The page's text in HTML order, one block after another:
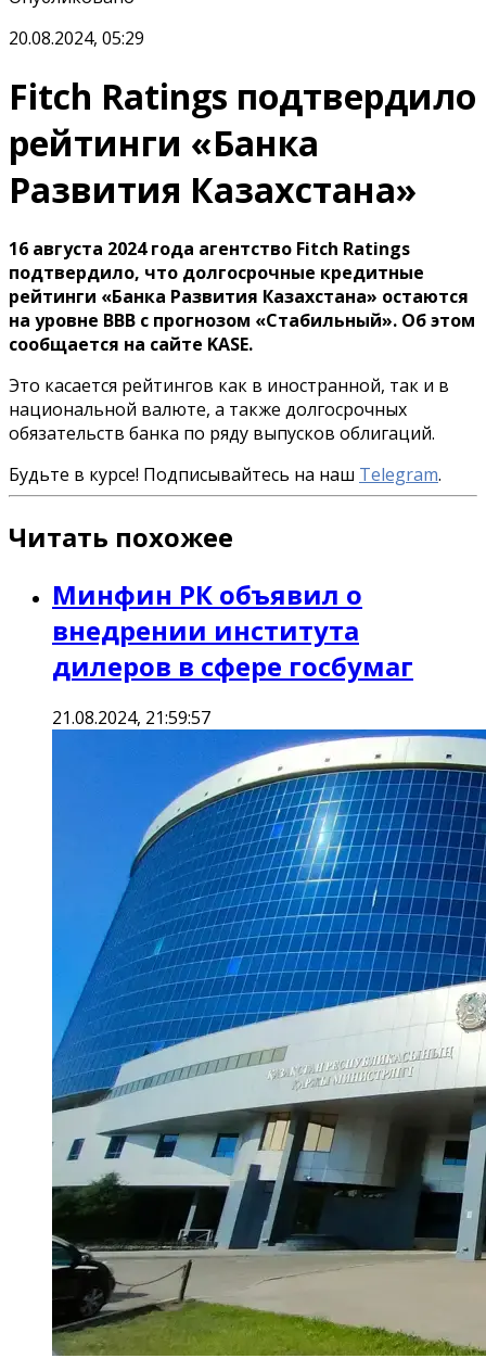
20.08.2024, 05:29
Fitch Ratings подтвердило
рейтинги «Банка
Развития Казахстана»
16 августа 2024 года агентство Fitch Ratings
подтвердило, что долгосрочные кредитные
рейтинги «Банка Развития Казахстана» остаются
на уровне BBB с прогнозом «Стабильный». Об этом
сообщается на сайте KASE.
Это касается рейтингов как в иностранной, так и в
национальной валюте, а также долгосрочных
обязательств банка по ряду выпусков облигаций.
Будьте в курсе! Подписывайтесь на наш Telegram.
Читать похожее
Минфин РК объявил о
внедрении института
дилеров в сфере госбумаг
21.08.2024, 21:59:57